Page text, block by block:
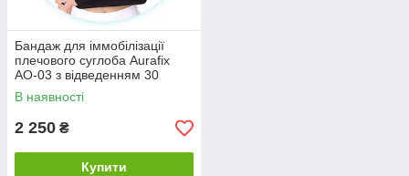
Бандаж для іммобілізації
плечового суглоба Aurafix
AO-03 з відведенням 30
градусів
В наявності
2 250 ₴
Купити